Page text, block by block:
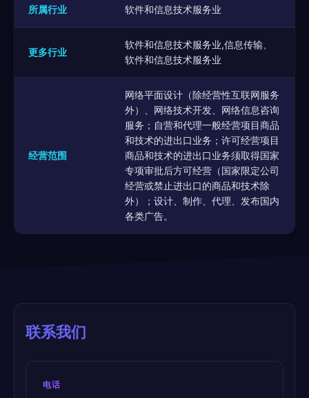
所属行业 软件和信息技术服务业
更多行业
软件和信息技术服务业,信息传输、
软件和信息技术服务业
经营范围
网络平面设计（除经营性互联网服务
外）、网络技术开发、网络信息咨询
服务；自营和代理一般经营项目商品
和技术的进出口业务；许可经营项目
商品和技术的进出口业务须取得国家
专项审批后方可经营（国家限定公司
经营或禁止进出口的商品和技术除
外）；设计、制作、代理、发布国内
各类广告。
联系我们
电话